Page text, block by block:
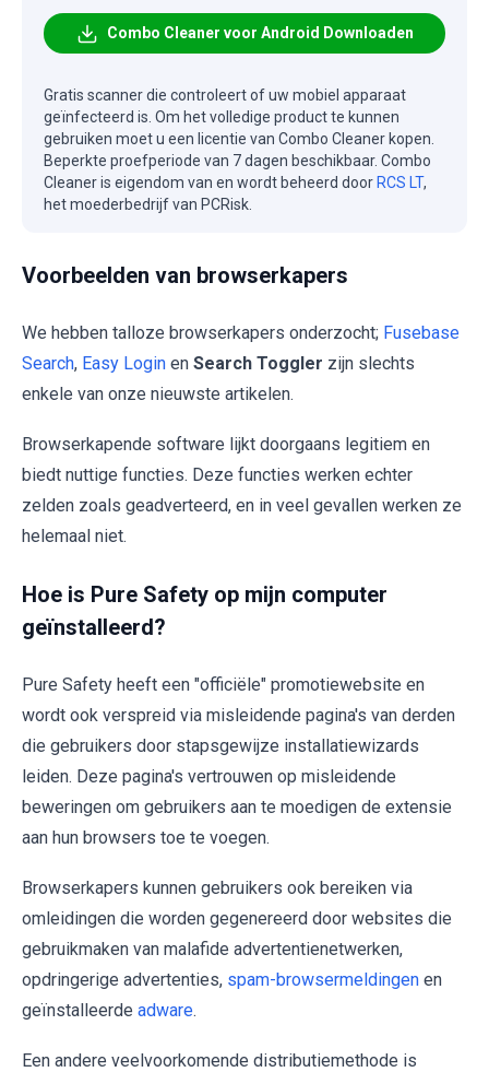
Combo Cleaner voor Android Downloaden
Gratis scanner die controleert of uw mobiel apparaat
geïnfecteerd is. Om het volledige product te kunnen
gebruiken moet u een licentie van Combo Cleaner kopen.
Beperkte proefperiode van 7 dagen beschikbaar. Combo
Cleaner is eigendom van en wordt beheerd door RCS LT,
het moederbedrijf van PCRisk.
Voorbeelden van browserkapers
We hebben talloze browserkapers onderzocht; Fusebase
Search, Easy Login en Search Toggler zijn slechts
enkele van onze nieuwste artikelen.
Browserkapende software lijkt doorgaans legitiem en
biedt nuttige functies. Deze functies werken echter
zelden zoals geadverteerd, en in veel gevallen werken ze
helemaal niet.
Hoe is Pure Safety op mijn computer
geïnstalleerd?
Pure Safety heeft een "officiële" promotiewebsite en
wordt ook verspreid via misleidende pagina's van derden
die gebruikers door stapsgewijze installatiewizards
leiden. Deze pagina's vertrouwen op misleidende
beweringen om gebruikers aan te moedigen de extensie
aan hun browsers toe te voegen.
Browserkapers kunnen gebruikers ook bereiken via
omleidingen die worden gegenereerd door websites die
gebruikmaken van malafide advertentienetwerken,
opdringerige advertenties, spam-browsermeldingen en
geïnstalleerde adware.
Een andere veelvoorkomende distributiemethode is